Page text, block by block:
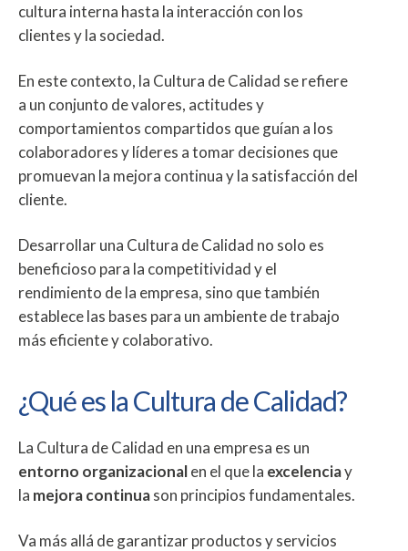
cultura interna hasta la interacción con los
clientes y la sociedad.
En este contexto, la Cultura de Calidad se refiere
a un conjunto de valores, actitudes y
comportamientos compartidos que guían a los
colaboradores y líderes a tomar decisiones que
promuevan la mejora continua y la satisfacción del
cliente.
Desarrollar una Cultura de Calidad no solo es
beneficioso para la competitividad y el
rendimiento de la empresa, sino que también
establece las bases para un ambiente de trabajo
más eficiente y colaborativo.
¿Qué es la Cultura de Calidad?
La Cultura de Calidad en una empresa es un
entorno organizacionalen el que la excelenciay
la mejora continuason principios fundamentales.
Va más allá de garantizar productos y servicios